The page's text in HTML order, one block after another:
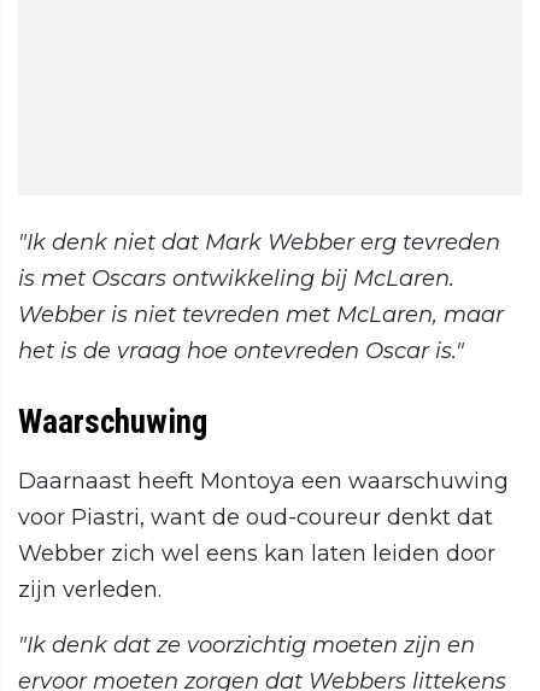
"Ik denk niet dat Mark Webber erg tevreden
is met Oscars ontwikkeling bij McLaren.
Webber is niet tevreden met McLaren, maar
het is de vraag hoe ontevreden Oscar is."
Waarschuwing
Daarnaast heeft Montoya een waarschuwing
voor Piastri, want de oud-coureur denkt dat
Webber zich wel eens kan laten leiden door
zijn verleden.
"Ik denk dat ze voorzichtig moeten zijn en
ervoor moeten zorgen dat Webbers littekens